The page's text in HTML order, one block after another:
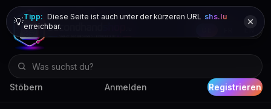
Stöbern Anmelden Registrieren
💡Tipp: Diese Seite ist auch unter der kürzeren URL shs.lu
erreichbar.